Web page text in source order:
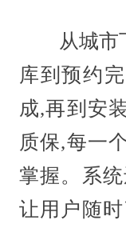
从城市下
库到预约
成,再到安
质保,每一
掌握。系
让用户随